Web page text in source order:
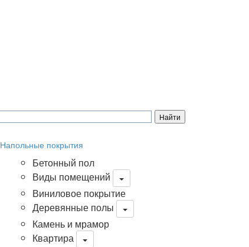
Напольные покрытия
Бетонный пол
Виды помещений
Виниловое покрытие
Деревянные полы
Камень и мрамор
Квартира